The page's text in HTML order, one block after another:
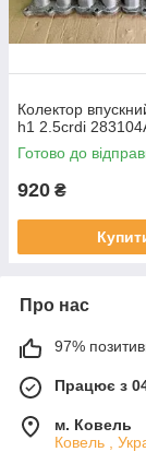
Колектор
h1 2.5crdi
Готово до
920 ₴
Про нас
97%
Працює з
м. Ковель
Ковель ,